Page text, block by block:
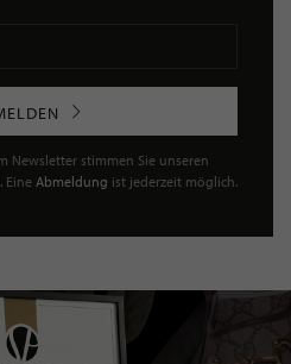
Newsletter stimmen Sie unseren
EineAbmeldung ist jederzeit möglich.